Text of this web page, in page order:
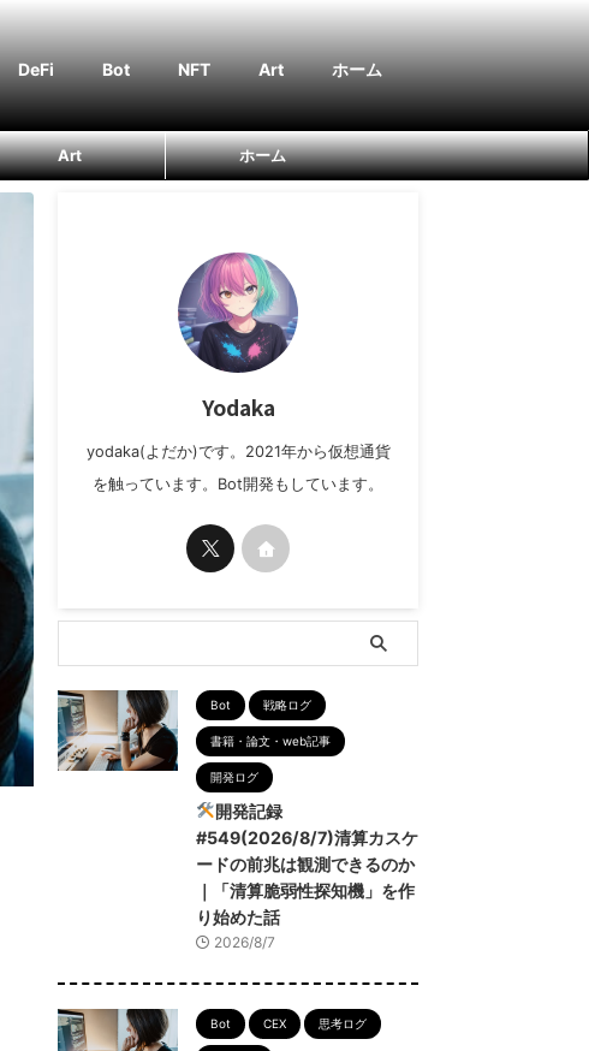
DeFi Bot NFT Art ホーム
Art ホーム
Yodaka
yodaka(よだか)です。2021年から仮想通貨
を触っています。Bot開発もしています。
Bot 戦略ログ
書籍・論文・web記事
開発ログ
開発記録
#549(2026/8/7)清算カスケ
ードの前兆は観測できるのか
｜「清算脆弱性探知機」を作
り始めた話
2026/8/7
Bot CEX 思考ログ